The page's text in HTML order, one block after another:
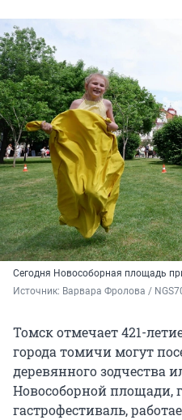
Сегодня Новособорная площадь
Источник: Варвара Фролова /
Томск отмечает 421-
города томичи могут
деревянного зодчества
Новособорной площади,
гастрофестиваль,